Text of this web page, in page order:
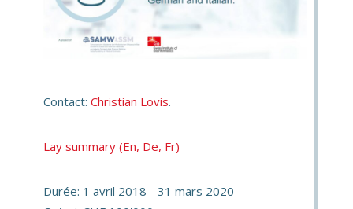
Contact: Christian Lovis.
Lay summary (En, De, Fr)
Durée: 1 avril 2018 - 31 mars 2020